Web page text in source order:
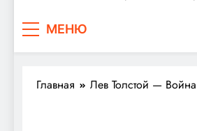
МЕНЮ
Главная Лев Толстой —